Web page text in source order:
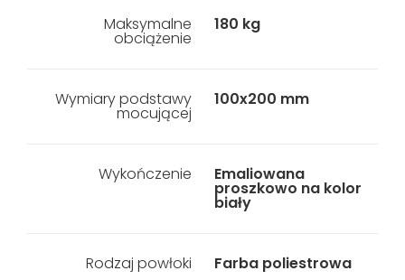
Maksymalne
obciążenie
180 kg
Wymiary podstawy
mocującej
100x200 mm
Wykończenie Emaliowana
proszkowo na kolor
biały
Rodzaj powłoki Farba poliestrowa